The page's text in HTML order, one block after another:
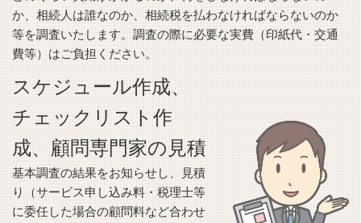
か、相続人は誰なのか、相続税を払わなければならないのか
等を調査いたします。調査の際に必要な実費（印紙代・交通
費等）はご負担ください。
スケジュール作成、
チェックリスト作
成、顧問専門家の見積
基本調査の結果をお知らせし、見積
り（サービス申し込み料・税理士等
に委任した場合の顧問料など合わせ